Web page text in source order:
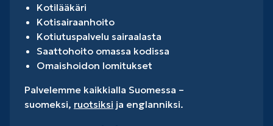
Kotilääkäri
Kotisairaanhoito
Kotiutuspalvelu sairaalasta
Saattohoito omassa kodissa
Omaishoidon lomitukset
Palvelemme kaikkialla Suomessa –
suomeksi, ruotsiksi ja englanniksi.